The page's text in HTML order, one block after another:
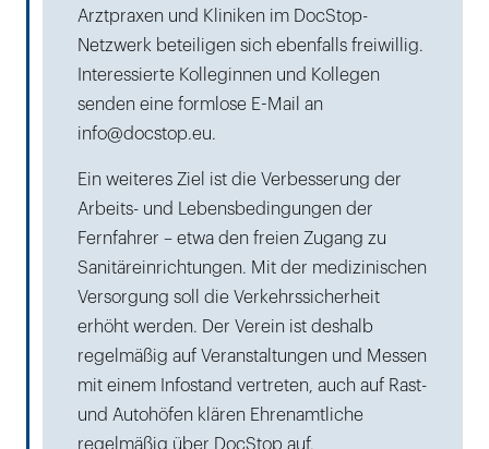
Arztpraxen und Kliniken im DocStop-
Netzwerk beteiligen sich ebenfalls freiwillig.
Interessierte Kolleginnen und Kollegen
senden eine formlose E-Mail an
info@docstop.eu.
Ein weiteres Ziel ist die Verbesserung der
Arbeits- und Lebensbedingungen der
Fernfahrer – etwa den freien Zugang zu
Sanitäreinrichtungen. Mit der medizinischen
Versorgung soll die Verkehrssicherheit
erhöht werden. Der Verein ist deshalb
regelmäßig auf Veranstaltungen und Messen
mit einem Infostand vertreten, auch auf Rast-
und Autohöfen klären Ehrenamtliche
regelmäßig über DocStop auf.